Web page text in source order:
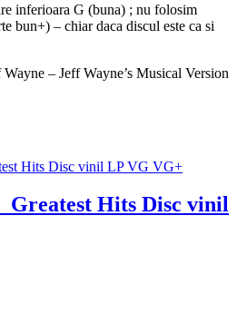
inferioara G (buna) ; nu folosim
bun+) – chiar daca discul este ca si
– Jeff Wayne’s Musical Version
Hits Disc vinil